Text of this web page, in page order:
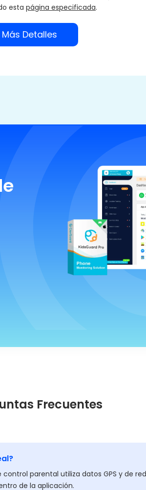
esta página especificada.
Más Detalles
Frecuentes
parental utiliza datos GPS y de
de la aplicación.